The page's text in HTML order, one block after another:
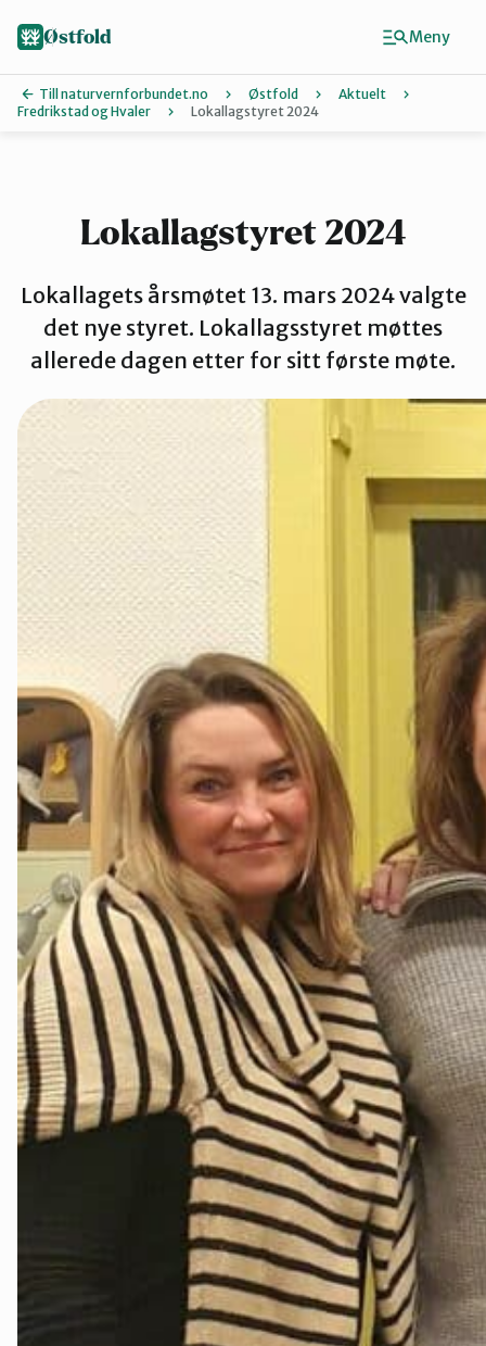
Halden
Indre Østfold
Sarpsborg
Østfold
Till naturvernforbundet.no Østfold
Aktuelt
Fredrikstad og Hvaler
Lokallagstyret 2024
Lokallagstyret 2024
Lokallagets årsmøtet 13. mars 2024 valgte
det nye styret. Lokallagsstyret møttes
allerede dagen etter for sitt første møte.